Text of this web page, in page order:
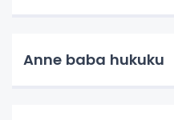
Anne baba hukuku